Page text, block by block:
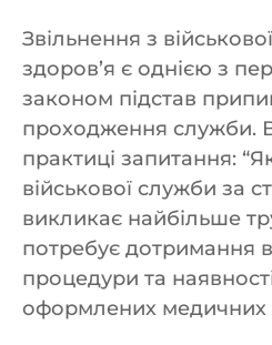
Звільнення з
здоров’я є однією з
законом підстав
проходження служби.
практиці запитання:
військової служби за
викликає найбільше
потребує дотримання
процедури та
оформлених медичних